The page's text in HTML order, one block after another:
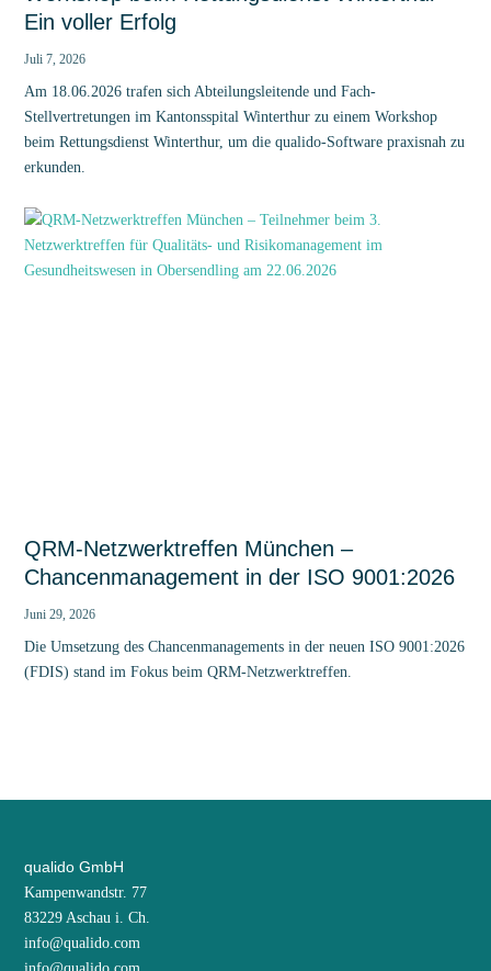
Ein voller Erfolg
Juli 7, 2026
Am 18.06.2026 trafen sich Abteilungsleitende und Fach-
Stellvertretungen im Kantonsspital Winterthur zu einem Workshop
beim Rettungsdienst Winterthur, um die qualido-Software praxisnah zu
erkunden.
QRM-Netzwerktreffen München –
Chancenmanagement in der ISO 9001:2026
Juni 29, 2026
Die Umsetzung des Chancenmanagements in der neuen ISO 9001:2026
(FDIS) stand im Fokus beim QRM-Netzwerktreffen.
qualido GmbH
Kampenwandstr. 77
83229 Aschau i. Ch.
info@qualido.com